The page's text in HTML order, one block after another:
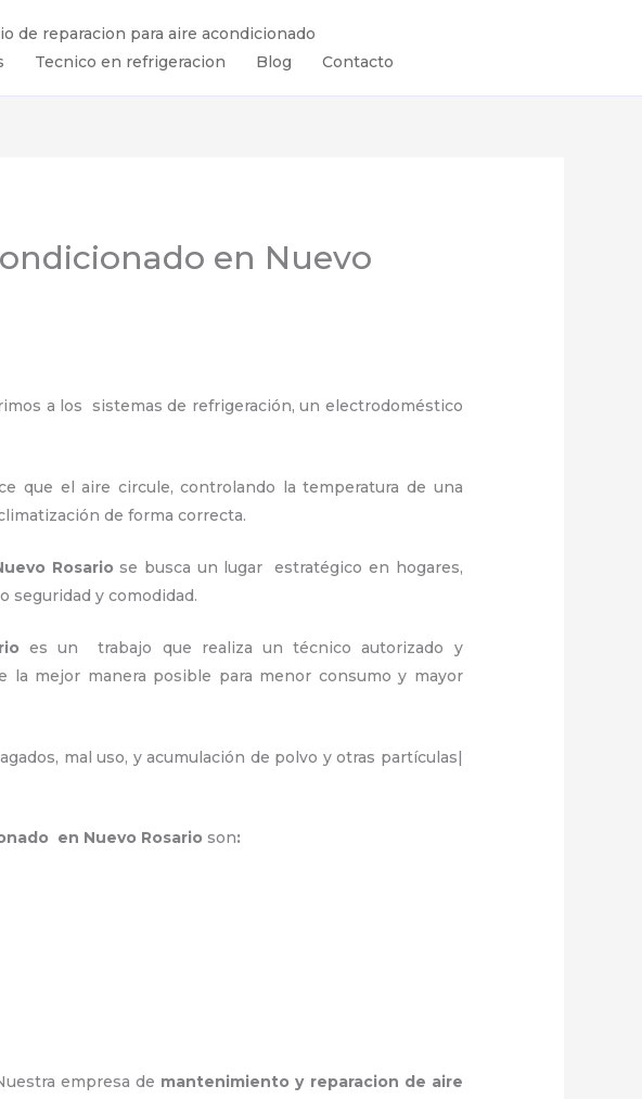
de reparacion para aire acondicionado
Tecnico en refrigeracion Blog Contacto
en Nuevo
a los sistemas de refrigeración, un electrodoméstico
que el aire circule, controlando la temperatura de una
de forma correcta.
Rosariose busca un lugar estratégico en hogares,
seguridad y comodidad.
es un
trabajo que realiza un técnico autorizado y
la mejor manera posible para menor consumo y mayor
mal uso, y acumulación de polvo y otras partículas|
en Nuevo Rosarioson:
empresa de mantenimiento y reparacion de aire